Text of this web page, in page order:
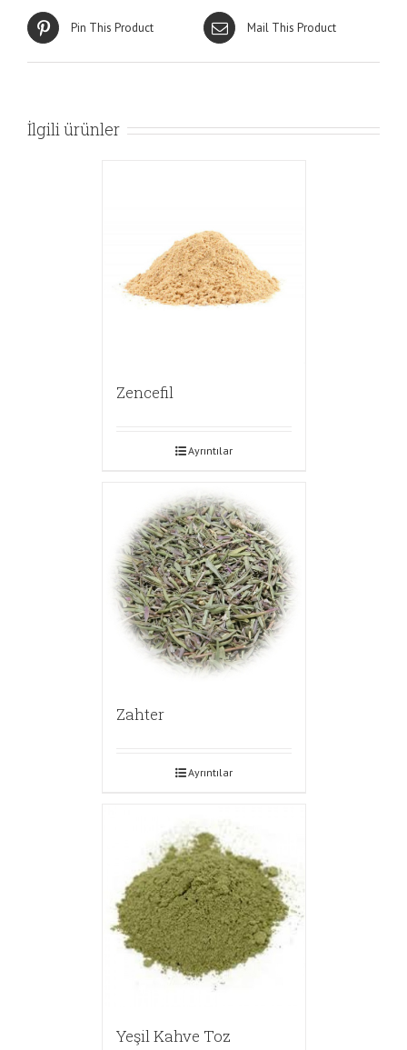
Pin This Product Mail This Product
İlgili ürünler
Zencefil
Ayrıntılar
Zahter
Ayrıntılar
Yeşil Kahve Toz